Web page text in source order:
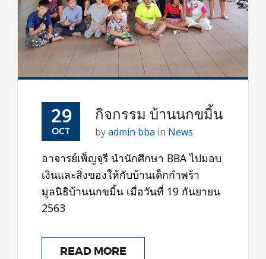
29
OCT
กิจกรรม บ้านนกขมิ้น
byadmin bba in News
อาจารย์เพ็ญจุรี นำนักศึกษา BBA ไปมอบ
เงินและสิ่งของให้กับบ้านเด็กกำพร้า
มูลนิธิบ้านนกขมิ้น เมื่อวันที่ 19 กันยายน
2563
READ MORE